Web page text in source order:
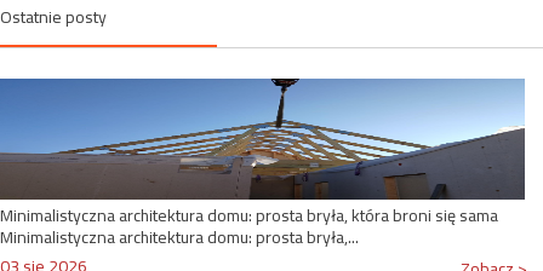
Ostatnie posty
Minimalistyczna architektura domu: prosta bryła, która broni się sama
Minimalistyczna architektura domu: prosta bryła,...